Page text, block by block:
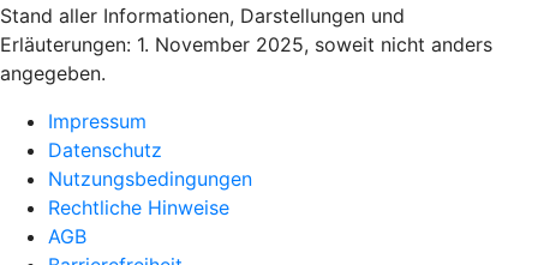
Stand aller Informationen, Darstellungen und
Erläuterungen: 1. November 2025, soweit nicht anders
angegeben.
Impressum
Datenschutz
Nutzungsbedingungen
Rechtliche Hinweise
AGB